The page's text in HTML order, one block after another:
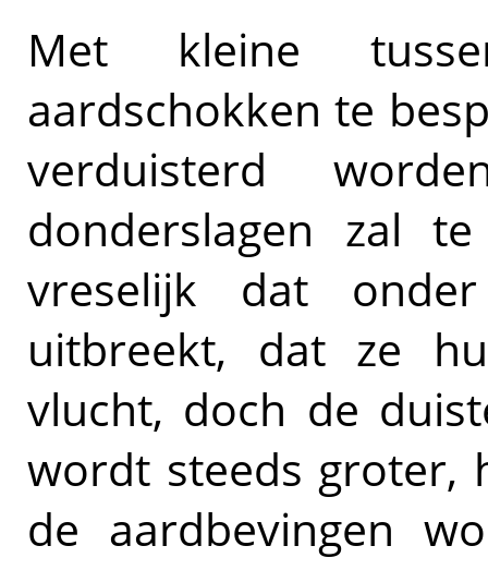
Met kleine
aardschokken te
verduisterd
donderslagen zal
vreselijk dat
uitbreekt, dat ze
vlucht, doch de
wordt steeds groter,
de aardbevingen